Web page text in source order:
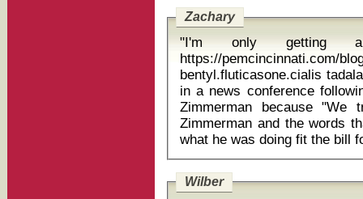
Zachary
"I'm only getting an
https://pemcincinnati.com/
bentyl.fluticasone.cialis tadalafil
in a news conference
Zimmerman because "We
Zimmerman and the words
Wilber